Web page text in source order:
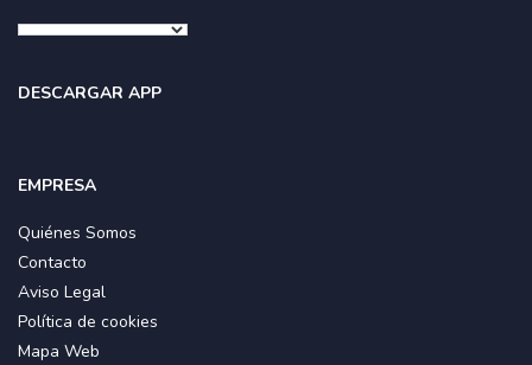
DESCARGAR APP
EMPRESA
Quiénes Somos
Contacto
Aviso Legal
Política de cookies
Mapa Web